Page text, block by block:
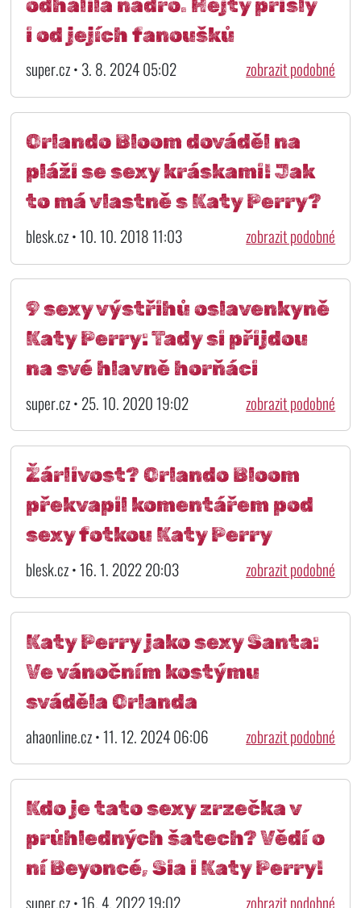
i od jejích fanoušků
super.cz • 3. 8. 2024 05:02 zobrazit podobné
Orlando Bloom dováděl na
pláži se sexy kráskami! Jak
to má vlastně s Katy Perry?
blesk.cz • 10. 10. 2018 11:03 zobrazit podobné
9 sexy výstřihů oslavenkyně
Katy Perry: Tady si přijdou
na své hlavně horňáci
super.cz • 25. 10. 2020 19:02 zobrazit podobné
Žárlivost? Orlando Bloom
překvapil komentářem pod
sexy fotkou Katy Perry
blesk.cz • 16. 1. 2022 20:03 zobrazit podobné
Katy Perry jako sexy Santa:
Ve vánočním kostýmu
sváděla Orlanda
ahaonline.cz • 11. 12. 2024 06:06 zobrazit podobné
Kdo je tato sexy zrzečka v
průhledných šatech? Vědí o
ní Beyoncé, Sia i Katy Perry!
super.cz • 16. 4. 2022 19:02 zobrazit podobné